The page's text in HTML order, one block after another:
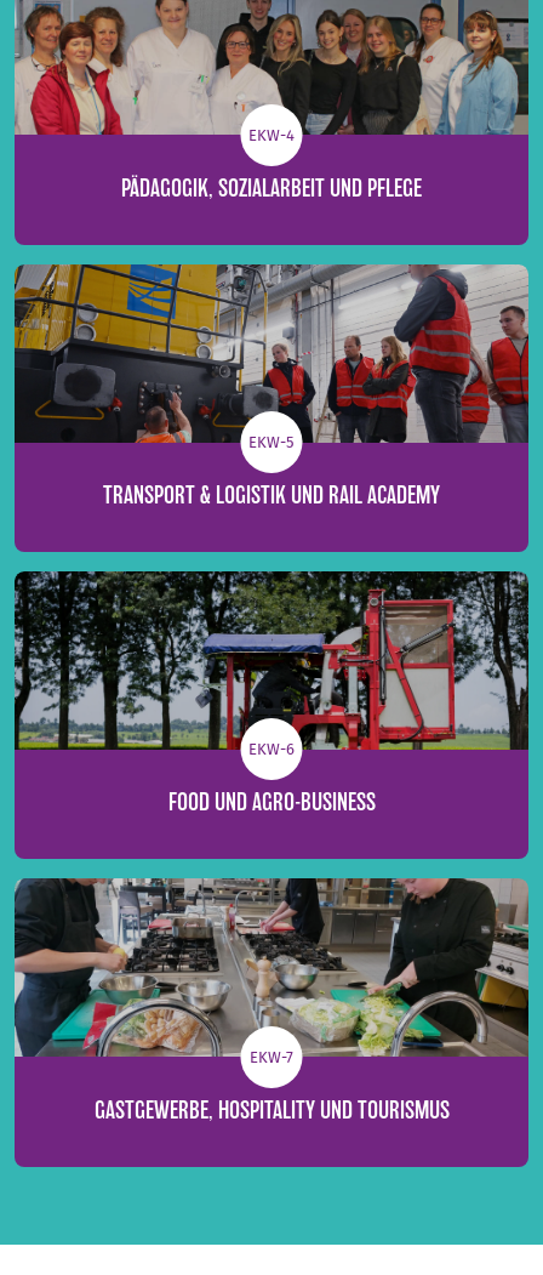
EKW-4
PÄDAGOGIK, SOZIALARBEIT UND PFLEGE
EKW-5
TRANSPORT & LOGISTIK UND RAIL ACADEMY
EKW-6
FOOD UND AGRO-BUSINESS
EKW-7
GASTGEWERBE, HOSPITALITY UND TOURISMUS